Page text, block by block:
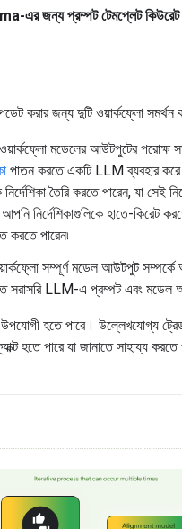
এর জন্য প্রম্পট টেমপ্লেট
করার জন্য দুটি ওয়ার্কফ্লো সমর্থন
মডেলের আউটপুটের পরোক্ষ
পাতন করতে একটি LLM ব্যবহার
তৈরি করতে পারেন, যা সেই
নির্দেশিকাগুলিকে হাতে-কিরেট
করতে পারেন৷
সম্পূর্ণ মডেল আউটপুট সম্পর্কে
সরাসরি LLM-এ প্রম্পট এবং
হতে পারে। উল্লেখযোগ্য
হতে পারে যা জানাতে সাহায্য